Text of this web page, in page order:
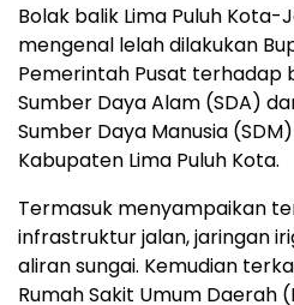
Bolak balik Lima Puluh
mengenal lelah dilakukan
Pemerintah Pusat terhadap
Sumber Daya Alam (SDA)
Sumber Daya Manusia
Kabupaten Lima Puluh Kota.
Termasuk menyampaikan
infrastruktur jalan, jaringan
aliran sungai. Kemudian
Rumah Sakit Umum Daerah